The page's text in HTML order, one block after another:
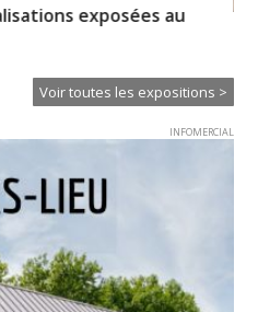
exposées au
Voir toutes les expositions >
INFOMERCIAL